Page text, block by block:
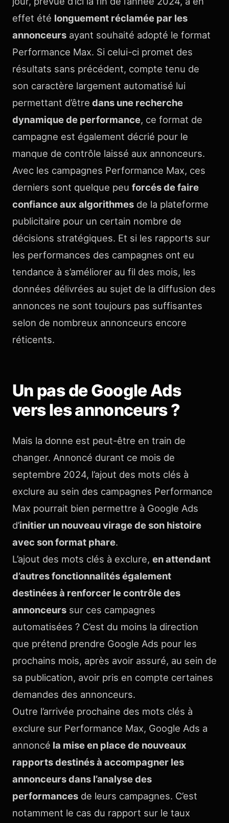
effet été longuement réclamée par les
annonceurs ayant souhaité adopté le format
Performance Max. Si celui-ci promet des
résultats sans précédent, compte tenu de
son caractère largement automatisé lui
permettant d’être dans une recherche
dynamique de performance, ce format de
campagne est également décrié pour le
manque de contrôle laissé aux annonceurs.
Avec les campagnes Performance Max, ces
derniers sont quelque peu forcés de faire
confiance aux algorithmes de la plateforme
publicitaire pour un certain nombre de
décisions stratégiques. Et si les rapports sur
les performances des campagnes ont eu
tendance à s’améliorer au fil des mois, les
données délivrées au sujet de la diffusion des
annonces ne sont toujours pas suffisantes
selon de nombreux annonceurs encore
réticents.
Un pas de Google Ads
vers les annonceurs ?
Mais la donne est peut-être en train de
changer. Annoncé durant ce mois de
septembre 2024, l’ajout des mots clés à
exclure au sein des campagnes Performance
Max pourrait bien permettre à Google Ads
d’initier un nouveau virage de son histoire
avec son format phare.
L’ajout des mots clés à exclure, en attendant
d’autres fonctionnalités également
destinées à renforcer le contrôle des
annonceurs sur ces campagnes
automatisées ? C’est du moins la direction
que prétend prendre Google Ads pour les
prochains mois, après avoir assuré, au sein de
sa publication, avoir pris en compte certaines
demandes des annonceurs.
Outre l’arrivée prochaine des mots clés à
exclure sur Performance Max, Google Ads a
annoncé la mise en place de nouveaux
rapports destinés à accompagner les
annonceurs dans l’analyse des
performances de leurs campagnes. C’est
notamment le cas du rapport sur le taux